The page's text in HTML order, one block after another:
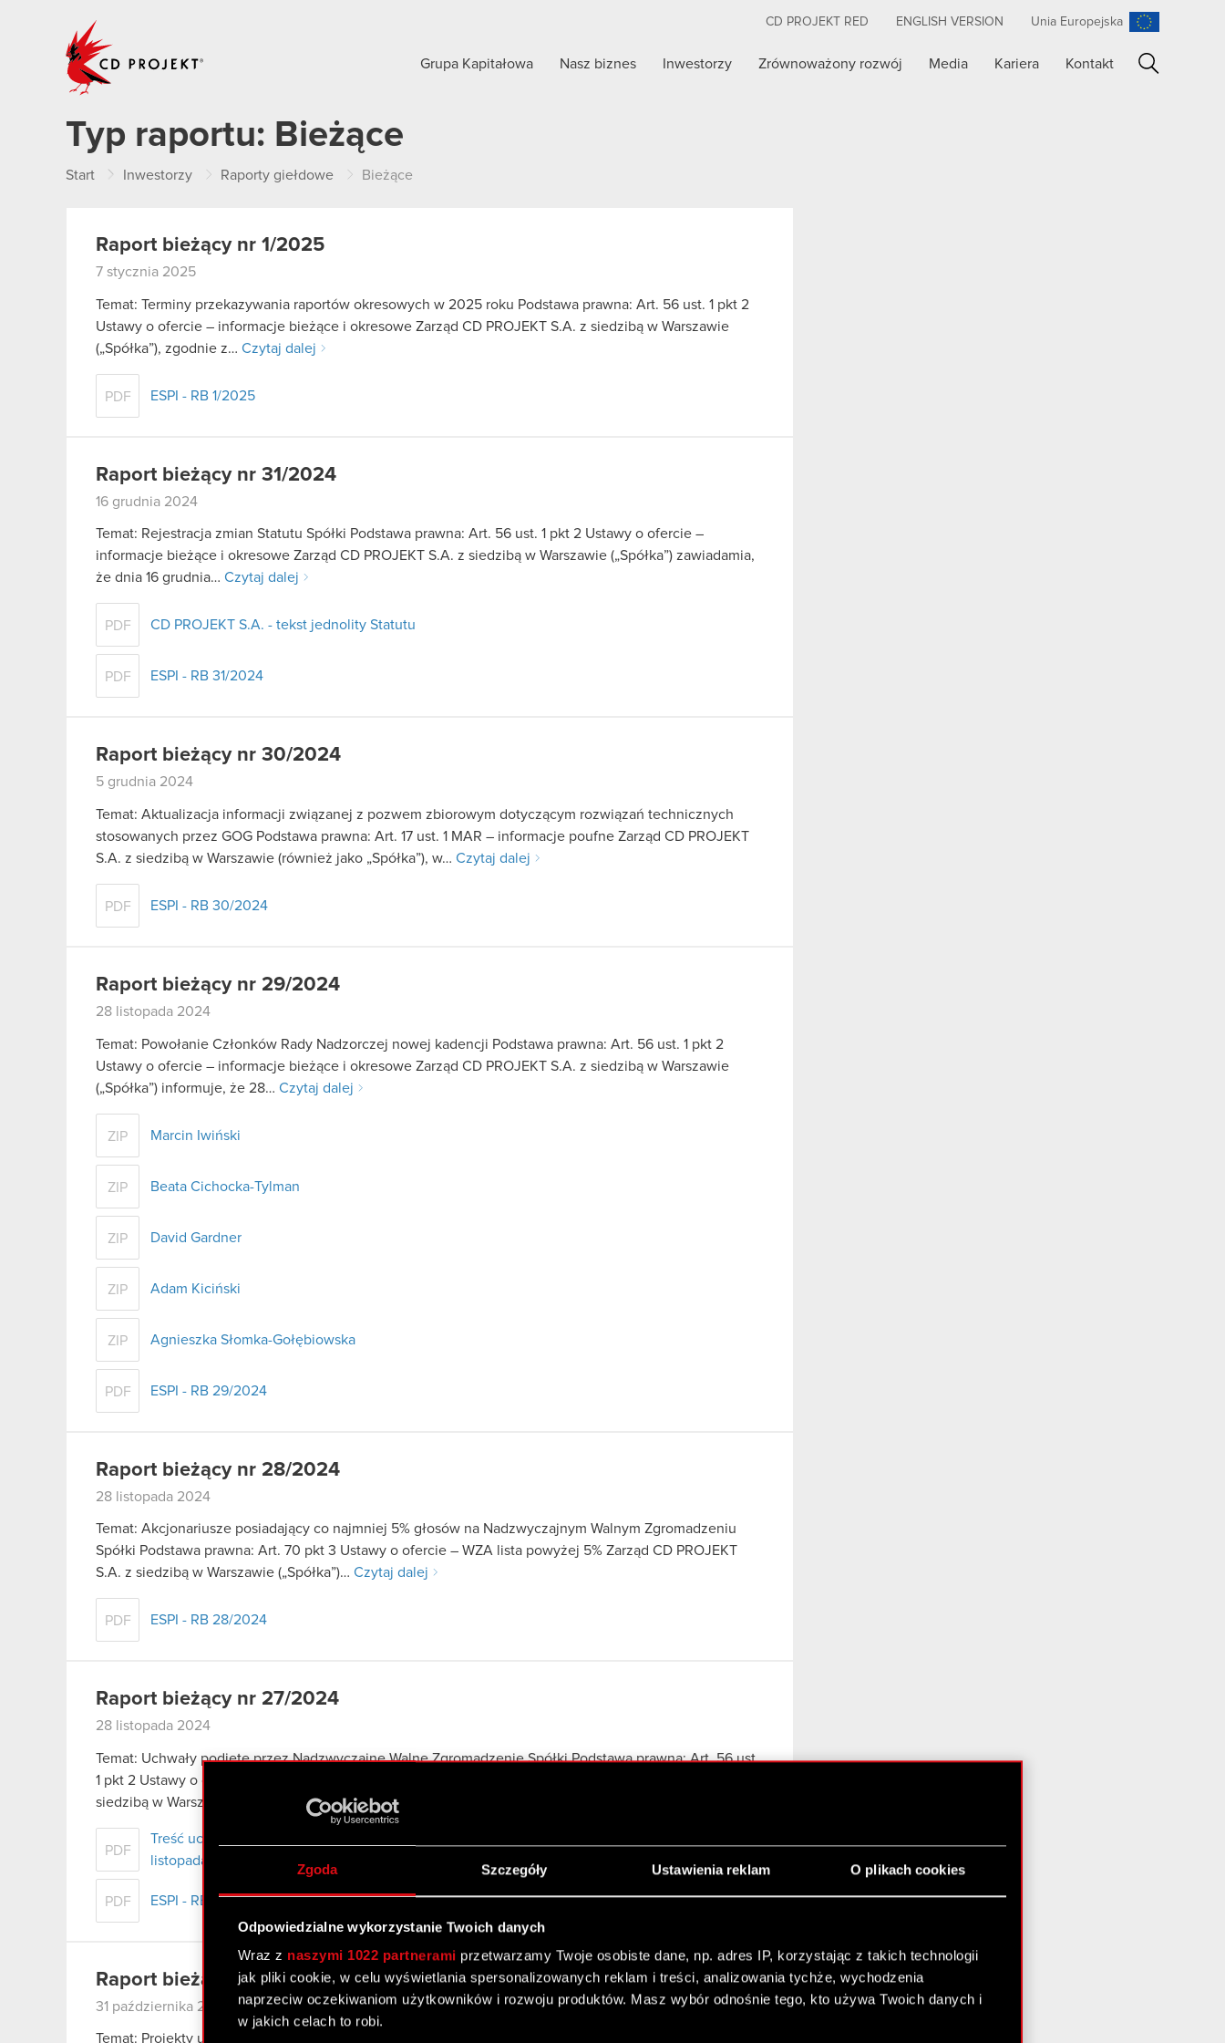
Zgoda Szczegóły Ustawienia reklam O plikach cookies
Odpowiedzialne wykorzystanie Twoich danych
Wraz z naszymi 1022 partnerami przetwarzamy Twoje osobiste dane, np. adres IP, korzystając z takich technologii
jak pliki cookie, w celu wyświetlania spersonalizowanych reklam i treści, analizowania tychże, wychodzenia
naprzeciw oczekiwaniom użytkowników i rozwoju produktów. Masz wybór odnośnie tego, kto używa Twoich danych i
w jakich celach to robi.
CD PROJEKT RED ENGLISH VERSION Unia Europejska
Grupa Kapitałowa Nasz biznes Inwestorzy Zrównoważony rozwój Media Kariera Kontakt
Typ raportu: Bieżące
Start Inwestorzy Raporty giełdowe Bieżące
Raport bieżący nr 1/2025
7 stycznia 2025
Temat: Terminy przekazywania raportów okresowych w 2025 roku Podstawa prawna: Art. 56 ust. 1 pkt 2
Ustawy o ofercie – informacje bieżące i okresowe Zarząd CD PROJEKT S.A. z siedzibą w Warszawie
(„Spółka”), zgodnie z… Czytaj dalej
PDF ESPI - RB 1/2025
Raport bieżący nr 31/2024
16 grudnia 2024
Temat: Rejestracja zmian Statutu Spółki Podstawa prawna: Art. 56 ust. 1 pkt 2 Ustawy o ofercie –
informacje bieżące i okresowe Zarząd CD PROJEKT S.A. z siedzibą w Warszawie („Spółka”) zawiadamia,
że dnia 16 grudnia… Czytaj dalej
PDF CD PROJEKT S.A. - tekst jednolity Statutu
PDF ESPI - RB 31/2024
Raport bieżący nr 30/2024
5 grudnia 2024
Temat: Aktualizacja informacji związanej z pozwem zbiorowym dotyczącym rozwiązań technicznych
stosowanych przez GOG Podstawa prawna: Art. 17 ust. 1 MAR – informacje poufne Zarząd CD PROJEKT
S.A. z siedzibą w Warszawie (również jako „Spółka”), w… Czytaj dalej
PDF ESPI - RB 30/2024
Raport bieżący nr 29/2024
28 listopada 2024
Temat: Powołanie Członków Rady Nadzorczej nowej kadencji Podstawa prawna: Art. 56 ust. 1 pkt 2
Ustawy o ofercie – informacje bieżące i okresowe Zarząd CD PROJEKT S.A. z siedzibą w Warszawie
(„Spółka”) informuje, że 28… Czytaj dalej
ZIP Marcin Iwiński
ZIP Beata Cichocka-Tylman
ZIP David Gardner
ZIP Adam Kiciński
ZIP Agnieszka Słomka-Gołębiowska
PDF ESPI - RB 29/2024
Raport bieżący nr 28/2024
28 listopada 2024
Temat: Akcjonariusze posiadający co najmniej 5% głosów na Nadzwyczajnym Walnym Zgromadzeniu
Spółki Podstawa prawna: Art. 70 pkt 3 Ustawy o ofercie – WZA lista powyżej 5% Zarząd CD PROJEKT
S.A. z siedzibą w Warszawie („Spółka”)… Czytaj dalej
PDF ESPI - RB 28/2024
Raport bieżący nr 27/2024
28 listopada 2024
Temat: Uchwały podjęte przez Nadzwyczajne Walne Zgromadzenie Spółki Podstawa prawna: Art. 56 ust.
1 pkt 2 Ustawy o ofercie – informacje bieżące i okresowe Zarząd Spółki pod firmą CD PROJEKT S.A. z
siedzibą w Warszawie…
Czytaj dalej
PDF
Treść uchwał podjętych przez Nadzwyczajne Walne Zgromadzenie Akcjonariuszy Spółki dnia 28
listopada 2024 r.
PDF ESPI - RB 27/2024
Raport bieżący nr 26/2024
31 października 2024
Temat: Projekty uchwał Nadzwyczajnego Walnego Zgromadzenia Podstawa prawna: Art. 56 ust. 1 pkt 2